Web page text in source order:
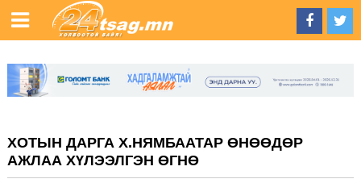
ХОТЫН ДАРГА Х.НЯМБААТАР ӨНӨӨДӨР
АЖЛАА ХҮЛЭЭЛГЭН ӨГНӨ